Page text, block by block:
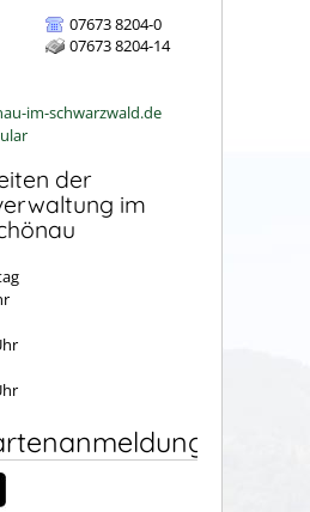
07673 8204-0
07673 8204-14
im-schwarzwald.de
der
im